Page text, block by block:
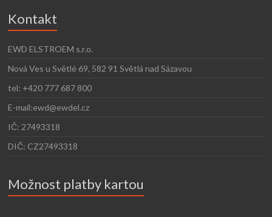
Kontakt
EWD ELSTROEM s.r.o.
Nová Ves u Světlé 69, 582 91 Světlá nad Sázavou
tel: +420 777 687 800
E-mail:ewd@ewdel.cz
IČ: 27493318
DIČ: CZ27493318
Možnost platby kartou